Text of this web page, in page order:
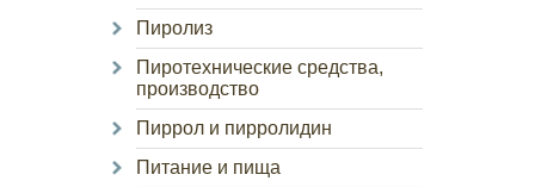
Пиролиз
Пиротехнические средства,
производство
Пиррол и пирролидин
Питание и пища